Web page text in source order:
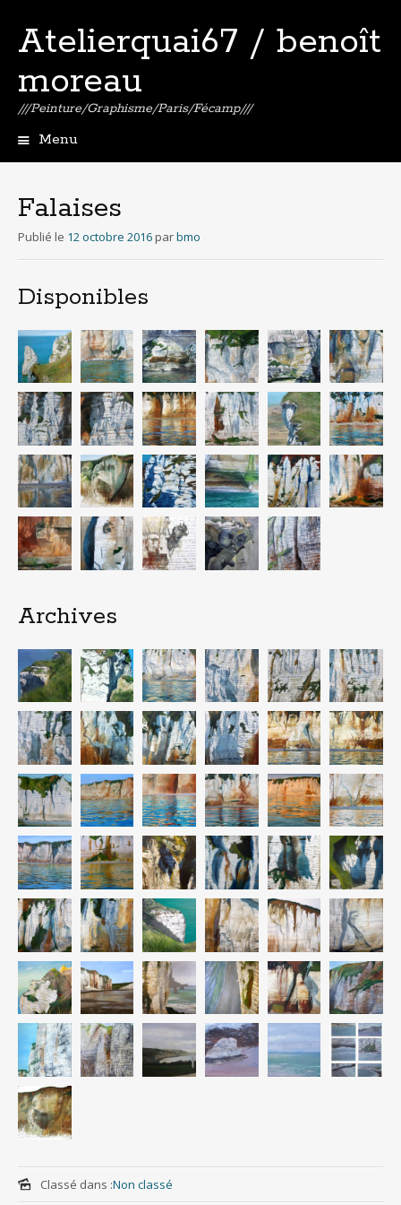
Atelierquai67 / benoît
moreau
///Peinture/Graphisme/Paris/Fécamp///
Menu
principal
Falaises
Publié le 12 octobre 2016 parbmo
Disponibles
Archives
Classé dans :Non classé